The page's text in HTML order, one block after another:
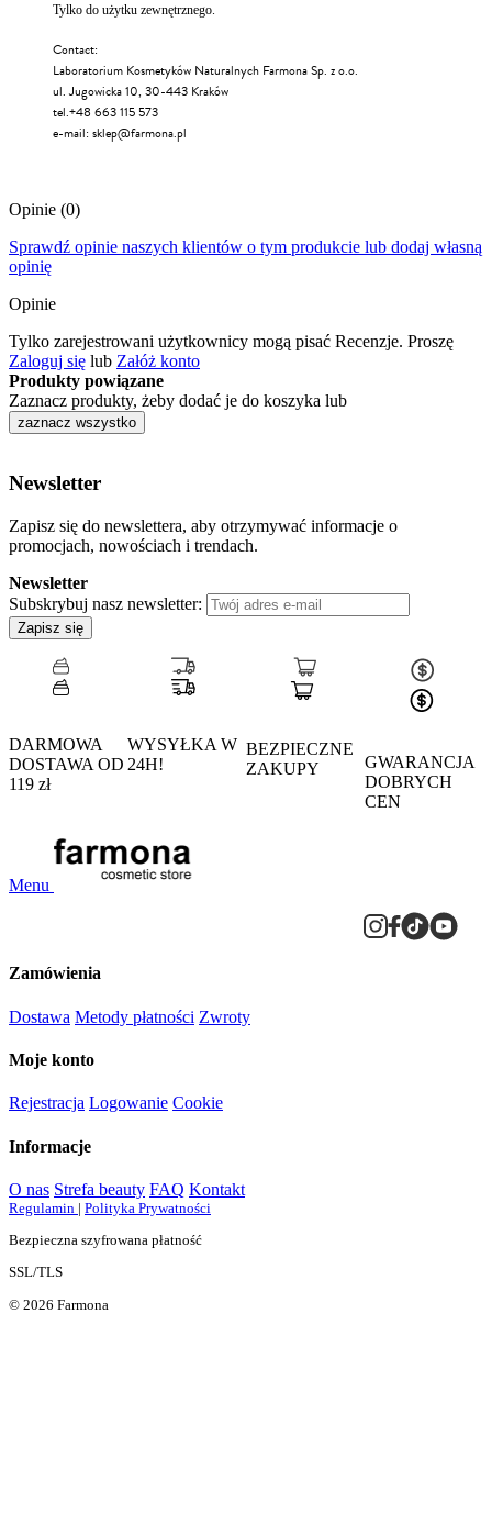
Tylko do użytku zewnętrznego.
Contact:
Laboratorium Kosmetyków Naturalnych Farmona Sp. z o.o.
ul. Jugowicka 10, 30-443 Kraków
tel.+48 663 115 573
e-mail: sklep@farmona.pl
Opinie (0)
Sprawdź opinie naszych klientów o tym produkcie lub dodaj własną
opinię
Opinie
Tylko zarejestrowani użytkownicy mogą pisać Recenzje. Proszę
Zaloguj się lub Załóż konto
Produkty powiązane
Zaznacz produkty, żeby dodać je do koszyka lub
zaznacz wszystko
Newsletter
Zapisz się do newslettera, aby otrzymywać informacje o
promocjach, nowościach i trendach.
Newsletter
Subskrybuj nasz newsletter:
Zapisz się
DARMOWA
DOSTAWA OD
119 zł
WYSYŁKA W
24H!
BEZPIECZNE
ZAKUPY
GWARANCJA
DOBRYCH
CEN
Menu
Zamówienia
Dostawa Metody płatności Zwroty
Moje konto
Rejestracja Logowanie Cookie
Informacje
O nas Strefa beauty FAQ Kontakt
Regulamin | Polityka Prywatności
Bezpieczna szyfrowana płatność
SSL/TLS
© 2026 Farmona